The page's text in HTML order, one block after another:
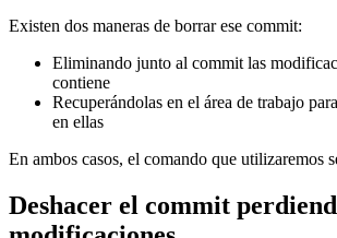
Existen dos maneras de borrar ese commit:
Eliminando junto al commit las
contiene
Recuperándolas en el área de trabajo
en ellas
En ambos casos, el comando que utilizaremos
Deshacer el commit